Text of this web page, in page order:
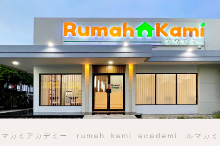
ミアカデミー rumah kami academi ルマカミ